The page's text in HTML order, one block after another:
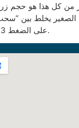
من كل هذا هو حجم
الصغير يخلط بين
على الضغط 3 مرات لتأكيد العملية.